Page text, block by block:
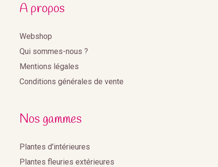
A propos
Webshop
Qui sommes-nous ?
Mentions légales
Conditions générales de vente
Nos gammes
Plantes d'intérieures
Plantes fleuries extérieures